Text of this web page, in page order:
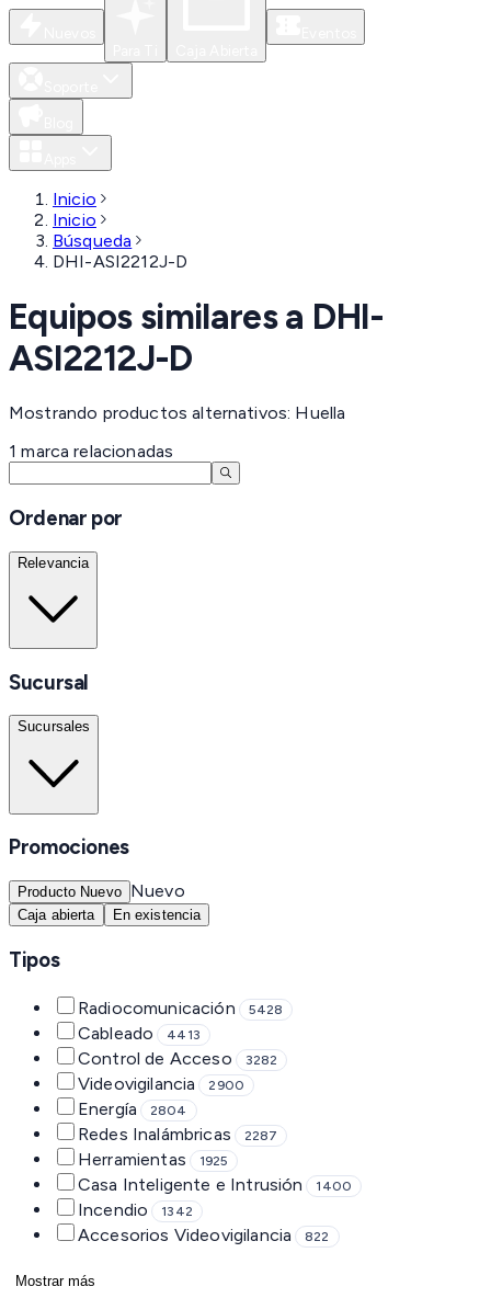
Inicio
Inicio
Búsqueda
DHI-ASI2212J-D
Equipos similares a DHI-
ASI2212J-D
Mostrando productos alternativos: Huella
1 marca relacionadas
Ordenar por
Relevancia
Sucursal
Sucursales
Promociones
Producto Nuevo Nuevo
Caja abierta En existencia
Tipos
Radiocomunicación 5428
Cableado 4413
Control de Acceso 3282
Videovigilancia 2900
Energía 2804
Redes Inalámbricas 2287
Herramientas 1925
Casa Inteligente e Intrusión 1400
Incendio 1342
Accesorios Videovigilancia 822
Mostrar más